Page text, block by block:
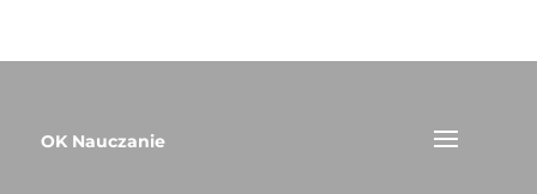
OK Nauczanie